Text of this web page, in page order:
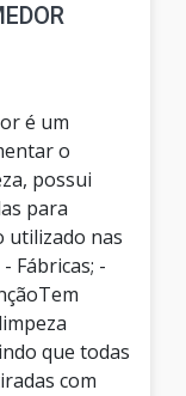
é um
o
possui
para
utilizado nas
Fábricas; -
que todas
com